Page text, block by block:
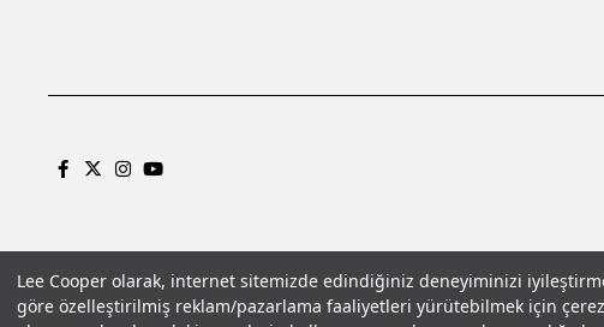
Lee Cooper olarak, internet sitemizde edindiğiniz deneyiminizi
göre özelleştirilmiş reklam/pazarlama faaliyetleri yürütebilmek için
Gizlilik PolitikasıÇerez PolitikasıKVKK Aydınlatma MetniŞartlar ve Koşullar©